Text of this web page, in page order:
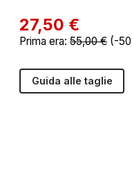
27,50 €
Prima era: 55,00€ (-
Guida alle taglie